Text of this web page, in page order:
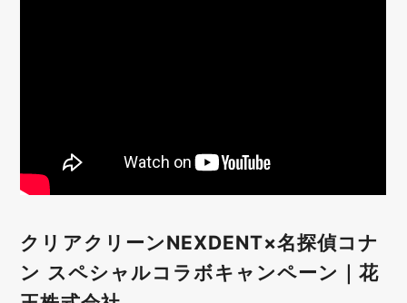
クリアクリーンNEXDENT×名探偵コナ
ン スペシャルコラボキャンペーン｜花